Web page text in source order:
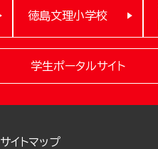
徳島文理小学校
学生ポータルサイト
サイトマップ